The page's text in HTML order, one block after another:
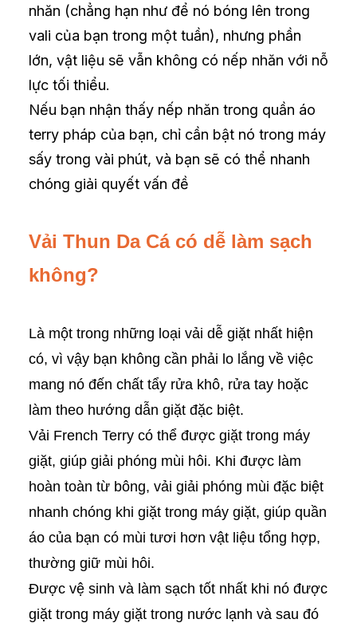
nhăn (chẳng hạn như để nó bóng lên trong
vali của bạn trong một tuần), nhưng phần
lớn, vật liệu sẽ vẫn không có nếp nhăn với nỗ
lực tối thiểu.
Nếu bạn nhận thấy nếp nhăn trong quần áo
terry pháp của bạn, chỉ cần bật nó trong máy
sấy trong vài phút, và bạn sẽ có thể nhanh
chóng giải quyết vấn đề
Vải Thun Da Cácó dễ làm sạch
không?
Là một trong những loại vải dễ giặt nhất hiện
có, vì vậy bạn không cần phải lo lắng về việc
mang nó đến chất tẩy rửa khô, rửa tay hoặc
làm theo hướng dẫn giặt đặc biệt.
Vải French Terry có thể được giặt trong máy
giặt, giúp giải phóng mùi hôi. Khi được làm
hoàn toàn từ bông, vải giải phóng mùi đặc biệt
nhanh chóng khi giặt trong máy giặt, giúp quần
áo của bạn có mùi tươi hơn vật liệu tổng hợp,
thường giữ mùi hôi.
Được vệ sinh và làm sạch tốt nhất khi nó được
giặt trong máy giặt trong nước lạnh và sau đó